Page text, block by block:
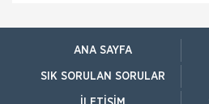
gençlerin bireysel emeklilik
tasarruf alışkanlıklarını
Araştır
İTO dan Sigorta Sektörü
ANA SAYFA
SIK SORULAN SORULAR